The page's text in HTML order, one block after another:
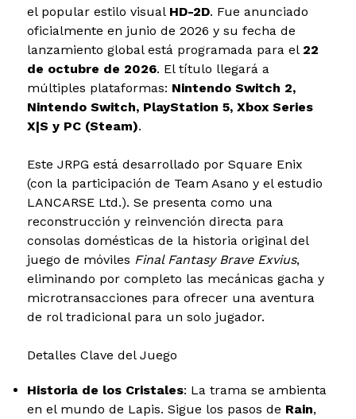
el popular estilo visual HD-2D. Fue anunciado
oficialmente en junio de 2026 y su fecha de
lanzamiento global está programada para el 22
de octubre de 2026. El título llegará a
múltiples plataformas: Nintendo Switch 2,
Nintendo Switch, PlayStation 5, Xbox Series
X|S y PC (Steam).
Este JRPG está desarrollado por Square Enix
(con la participación de Team Asano y el estudio
LANCARSE Ltd.). Se presenta como una
reconstrucción y reinvención directa para
consolas domésticas de la historia original del
juego de móviles Final Fantasy Brave Exvius,
eliminando por completo las mecánicas gacha y
microtransacciones para ofrecer una aventura
de rol tradicional para un solo jugador.
Detalles Clave del Juego
Historia de los Cristales: La trama se ambienta
en el mundo de Lapis. Sigue los pasos de Rain,